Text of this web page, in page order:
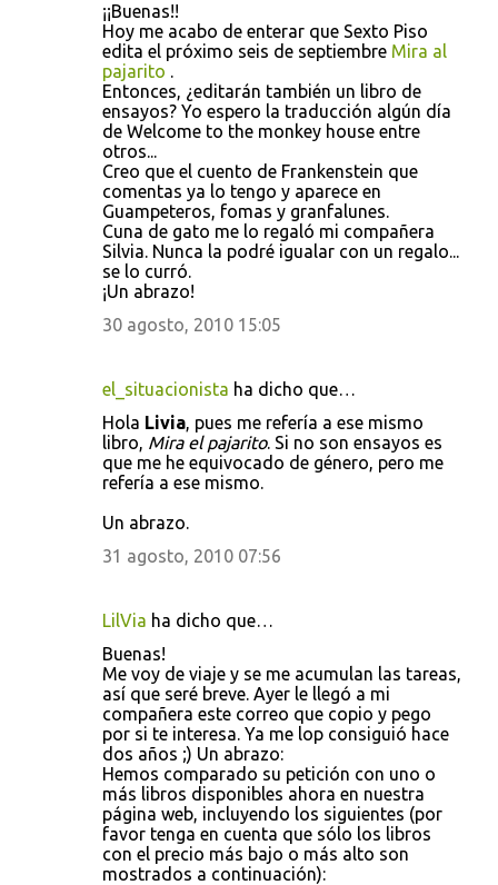
¡¡Buenas!!
Hoy me acabo de enterar que Sexto Piso
edita el próximo seis de septiembre Mira al
pajarito .
Entonces, ¿editarán también un libro de
ensayos? Yo espero la traducción algún día
de Welcome to the monkey house entre
otros...
Creo que el cuento de Frankenstein que
comentas ya lo tengo y aparece en
Guampeteros, fomas y granfalunes.
Cuna de gato me lo regaló mi compañera
Silvia. Nunca la podré igualar con un regalo...
se lo curró.
¡Un abrazo!
30 agosto, 2010 15:05
el_situacionista ha dicho que…
Hola Livia, pues me refería a ese mismo
libro, Mira el pajarito. Si no son ensayos es
que me he equivocado de género, pero me
refería a ese mismo.
Un abrazo.
31 agosto, 2010 07:56
LilVia ha dicho que…
Buenas!
Me voy de viaje y se me acumulan las tareas,
así que seré breve. Ayer le llegó a mi
compañera este correo que copio y pego
por si te interesa. Ya me lop consiguió hace
dos años ;) Un abrazo:
Hemos comparado su petición con uno o
más libros disponibles ahora en nuestra
página web, incluyendo los siguientes (por
favor tenga en cuenta que sólo los libros
con el precio más bajo o más alto son
mostrados a continuación):